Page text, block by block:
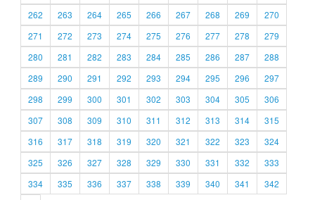
262
263 264 265 266 267 268 269
270
271
272 273 274 275 276 277 278
279
280
281 282 283 284 285 286 287
288
289
290 291 292 293 294 295 296
297
298
299 300 301 302 303 304 305
306
307
308 309 310 311 312 313 314
315
316
317 318 319 320 321 322 323
324
325
326 327 328 329 330 331 332
333
334
335 336 337 338 339 340 341
342